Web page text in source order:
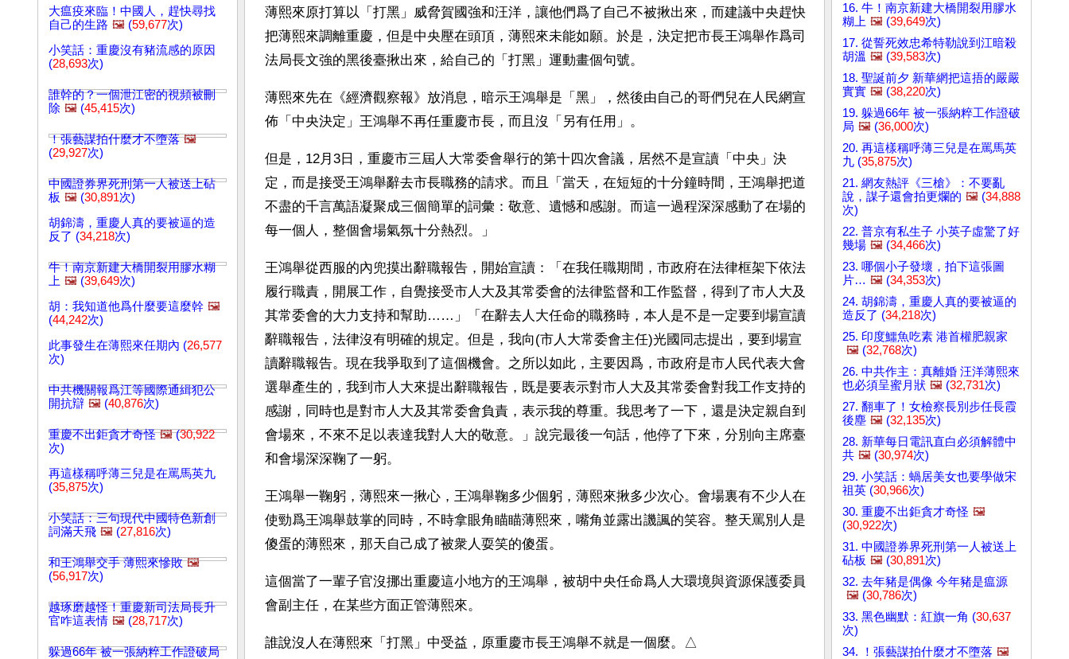
大瘟疫來臨！中國人，趕快尋找
自己的生路 🖼️ (59,677次)
小笑話：重慶沒有豬流感的原因
(28,693次)
誰幹的？一個泄江密的視頻被刪
除 🖼️ (45,415次)
！張藝謀拍什麼才不墮落 🖼️
(29,927次)
中國證券界死刑第一人被送上砧
板 🖼️ (30,891次)
胡錦濤，重慶人真的要被逼的造
反了 (34,218次)
牛！南京新建大橋開裂用膠水糊
上 🖼️ (39,649次)
胡：我知道他爲什麼要這麼幹 🖼️
(44,242次)
此事發生在薄熙來任期內 (26,577
次)
中共機關報爲江等國際通緝犯公
開抗辯 🖼️ (40,876次)
重慶不出鉅貪才奇怪 🖼️(30,922
次)
再這樣稱呼薄三兒是在罵馬英九
(35,875次)
小笑話：三句現代中國特色新創
詞滿天飛 🖼️ (27,816次)
和王鴻舉交手 薄熙來慘敗 🖼️
(56,917次)
越琢磨越怪！重慶新司法局長升
官咋這表情 🖼️ (28,717次)
躲過66年 被一張納粹工作證破局
薄熙來原打算以「打黑」威脅賀國強和汪洋，讓他們爲了自己不被揪出來，而建議中央趕快
把薄熙來調離重慶，但是中央壓在頭頂，薄熙來未能如願。於是，決定把市長王鴻舉作爲司
法局長文強的黑後臺揪出來，給自己的「打黑」運動畫個句號。
薄熙來先在《經濟觀察報》放消息，暗示王鴻舉是「黑」，然後由自己的哥們兒在人民網宣
佈「中央決定」王鴻舉不再任重慶市長，而且沒「另有任用」。
但是，12月3日，重慶市三屆人大常委會舉行的第十四次會議，居然不是宣讀「中央」決
定，而是接受王鴻舉辭去市長職務的請求。而且「當天，在短短的十分鐘時間，王鴻舉把道
不盡的千言萬語凝聚成三個簡單的詞彙：敬意、遺憾和感謝。而這一過程深深感動了在場的
每一個人，整個會場氣氛十分熱烈。」
王鴻舉從西服的內兜摸出辭職報告，開始宣讀：「在我任職期間，市政府在法律框架下依法
履行職責，開展工作，自覺接受市人大及其常委會的法律監督和工作監督，得到了市人大及
其常委會的大力支持和幫助……」「在辭去人大任命的職務時，本人是不是一定要到場宣讀
辭職報告，法律沒有明確的規定。但是，我向(市人大常委會主任)光國同志提出，要到場宣
讀辭職報告。現在我爭取到了這個機會。之所以如此，主要因爲，市政府是市人民代表大會
選舉產生的，我到市人大來提出辭職報告，既是要表示對市人大及其常委會對我工作支持的
感謝，同時也是對市人大及其常委會負責，表示我的尊重。我思考了一下，還是決定親自到
會場來，不來不足以表達我對人大的敬意。」說完最後一句話，他停了下來，分別向主席臺
和會場深深鞠了一躬。
王鴻舉一鞠躬，薄熙來一揪心，王鴻舉鞠多少個躬，薄熙來揪多少次心。會場裏有不少人在
使勁爲王鴻舉鼓掌的同時，不時拿眼角瞄瞄薄熙來，嘴角並露出譏諷的笑容。整天罵別人是
傻蛋的薄熙來，那天自己成了被衆人耍笑的傻蛋。
這個當了一輩子官沒挪出重慶這小地方的王鴻舉，被胡中央任命爲人大環境與資源保護委員
會副主任，在某些方面正管薄熙來。
誰說沒人在薄熙來「打黑」中受益，原重慶市長王鴻舉不就是一個麼。△
16. 牛！南京新建大橋開裂用膠水
糊上 🖼️ (39,649次)
17. 從誓死效忠希特勒說到江暗殺
胡溫 🖼️ (39,583次)
18. 聖誕前夕 新華網把這捂的嚴嚴
實實 🖼️ (38,220次)
19. 躲過66年 被一張納粹工作證破
局 🖼️ (36,000次)
20. 再這樣稱呼薄三兒是在罵馬英
九 (35,875次)
21. 網友熱評《三槍》：不要亂
說，謀子還會拍更爛的 🖼️ (34,888
次)
22. 普京有私生子 小英子虛驚了好
幾場 🖼️ (34,466次)
23. 哪個小子發壞，拍下這張圖
片… 🖼️ (34,353次)
24. 胡錦濤，重慶人真的要被逼的
造反了 (34,218次)
25. 印度鱷魚吃素 港首權肥親家
🖼️ (32,768次)
26. 中共作主：真離婚 汪洋薄熙來
也必須呈蜜月狀 🖼️ (32,731次)
27. 翻車了！女檢察長別步任長霞
後塵 🖼️ (32,135次)
28. 新華每日電訊直白必須解體中
共 🖼️ (30,974次)
29. 小笑話：蝸居美女也要學做宋
祖英 (30,966次)
30. 重慶不出鉅貪才奇怪 🖼️
(30,922次)
31. 中國證券界死刑第一人被送上
砧板 🖼️ (30,891次)
32. 去年豬是偶像 今年豬是瘟源
🖼️ (30,786次)
33. 黑色幽默：紅旗一角 (30,637
次)
34. ！張藝謀拍什麼才不墮落 🖼️